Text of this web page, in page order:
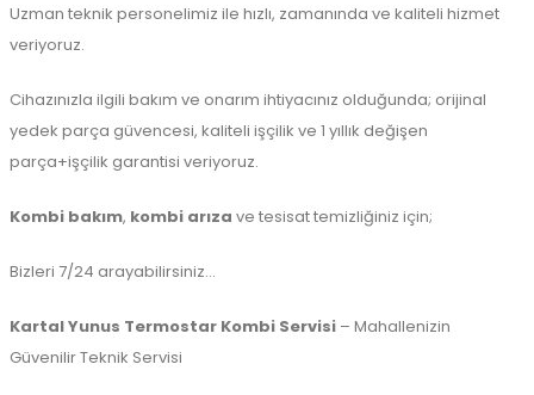
Uzman teknik personelimiz ile hızlı, zamanında ve kaliteli hizmet
veriyoruz.
Cihazınızla ilgili bakım ve onarım ihtiyacınız olduğunda; orijinal
yedek parça güvencesi, kaliteli işçilik ve 1 yıllık değişen
parça+işçilik garantisi veriyoruz.
Kombi bakım, kombi arıza ve tesisat temizliğiniz için;
Bizleri 7/24 arayabilirsiniz…
Kartal Yunus Termostar Kombi Servisi – Mahallenizin
Güvenilir Teknik Servisi